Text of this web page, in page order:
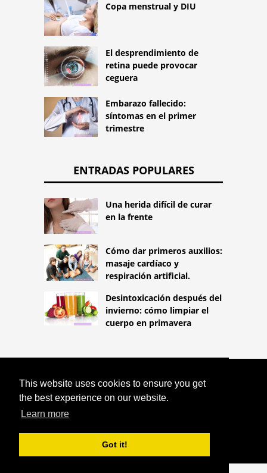
This website uses cookies to ensure you get
the best experience on our website.
Learn more
Got it!
Copa menstrual y DIU
El desprendimiento de
retina puede provocar
ceguera
Embarazo fallecido:
síntomas en el primer
trimestre
ENTRADAS POPULARES
Una herida difícil de curar
en la frente
Cómo dar primeros auxilios:
masaje cardíaco y
respiración artificial.
Desintoxicación después del
invierno: cómo limpiar el
cuerpo en primavera
COPYRIGHT 2026
HTTPS://LIFESTYLEMED.NET LA
MONONEUROPATÍA ES UN DAÑO AL
INFORMACIÓN DEL CEREBRO A OTROS
ÓRGANOS.